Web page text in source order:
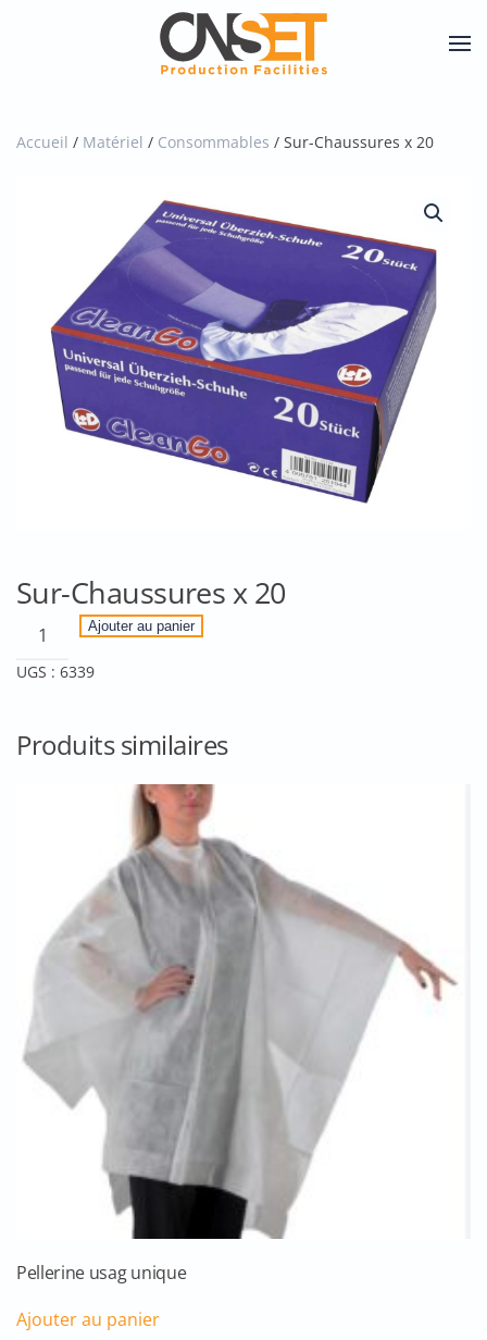
content
Accueil / Matériel / Consommables / Sur-Chaussures x 20
Sur-Chaussures x 20
quantité
Sur-
x
20
Ajouter au panier
UGS : 6339
Produits similaires
Pellerine usag unique
Ajouter au panier